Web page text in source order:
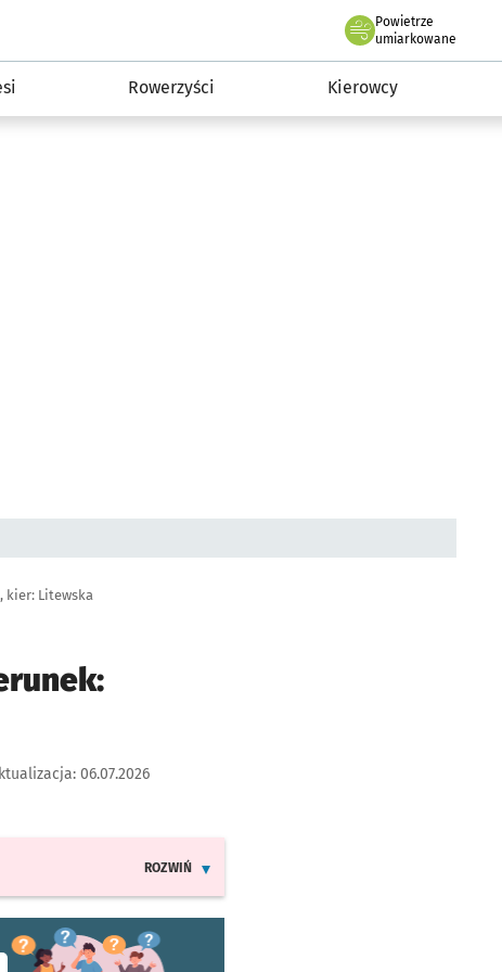
Powietrze
we Wrocławiu
umiarkowane
Rowerzyści Kierowcy
kier: Litewska
06.07.2026
ROZWIŃ